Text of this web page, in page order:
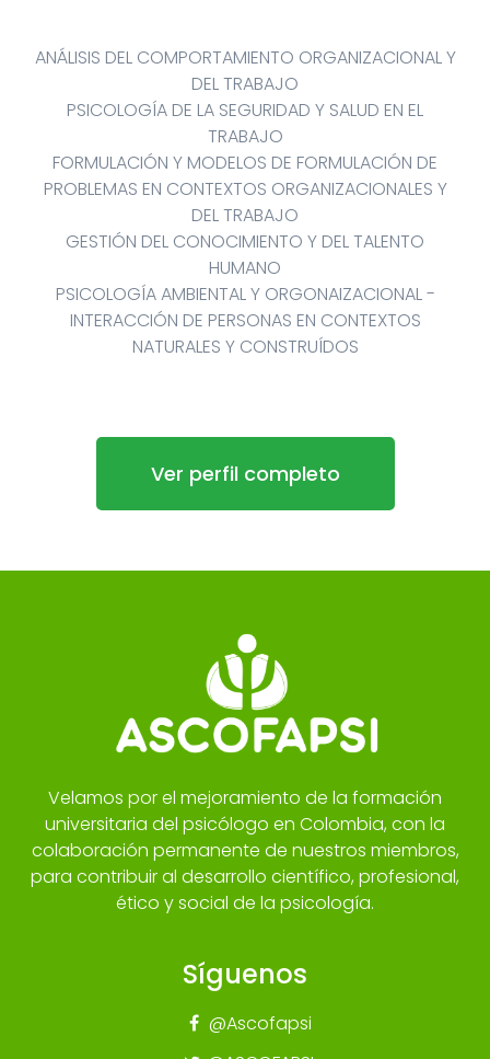
ANÁLISIS DEL COMPORTAMIENTO ORGANIZACIONAL Y
DEL TRABAJO
PSICOLOGÍA DE LA SEGURIDAD Y SALUD EN EL
TRABAJO
FORMULACIÓN Y MODELOS DE FORMULACIÓN DE
PROBLEMAS EN CONTEXTOS ORGANIZACIONALES Y
DEL TRABAJO
GESTIÓN DEL CONOCIMIENTO Y DEL TALENTO
HUMANO
PSICOLOGÍA AMBIENTAL Y ORGONAIZACIONAL -
INTERACCIÓN DE PERSONAS EN CONTEXTOS
NATURALES Y CONSTRUÍDOS
Ver perfil completo
Velamos por el mejoramiento de la formación
universitaria del psicólogo en Colombia, con la
colaboración permanente de nuestros miembros,
para contribuir al desarrollo científico, profesional,
ético y social de la psicología.
Síguenos
@Ascofapsi